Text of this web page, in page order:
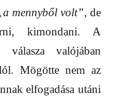
mennyből volt”, de
kimondani. A
válasza valójában
Mögötte nem az
elfogadása utáni